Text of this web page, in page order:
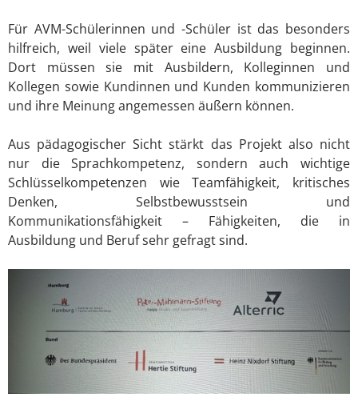
Für AVM-Schülerinnen und -Schüler ist das besonders
hilfreich, weil viele später eine Ausbildung beginnen.
Dort müssen sie mit Ausbildern, Kolleginnen und
Kollegen sowie Kundinnen und Kunden kommunizieren
und ihre Meinung angemessen äußern können.
Aus pädagogischer Sicht stärkt das Projekt also nicht
nur die Sprachkompetenz, sondern auch wichtige
Schlüsselkompetenzen wie Teamfähigkeit, kritisches
Denken, Selbstbewusstsein und
Kommunikationsfähigkeit – Fähigkeiten, die in
Ausbildung und Beruf sehr gefragt sind.